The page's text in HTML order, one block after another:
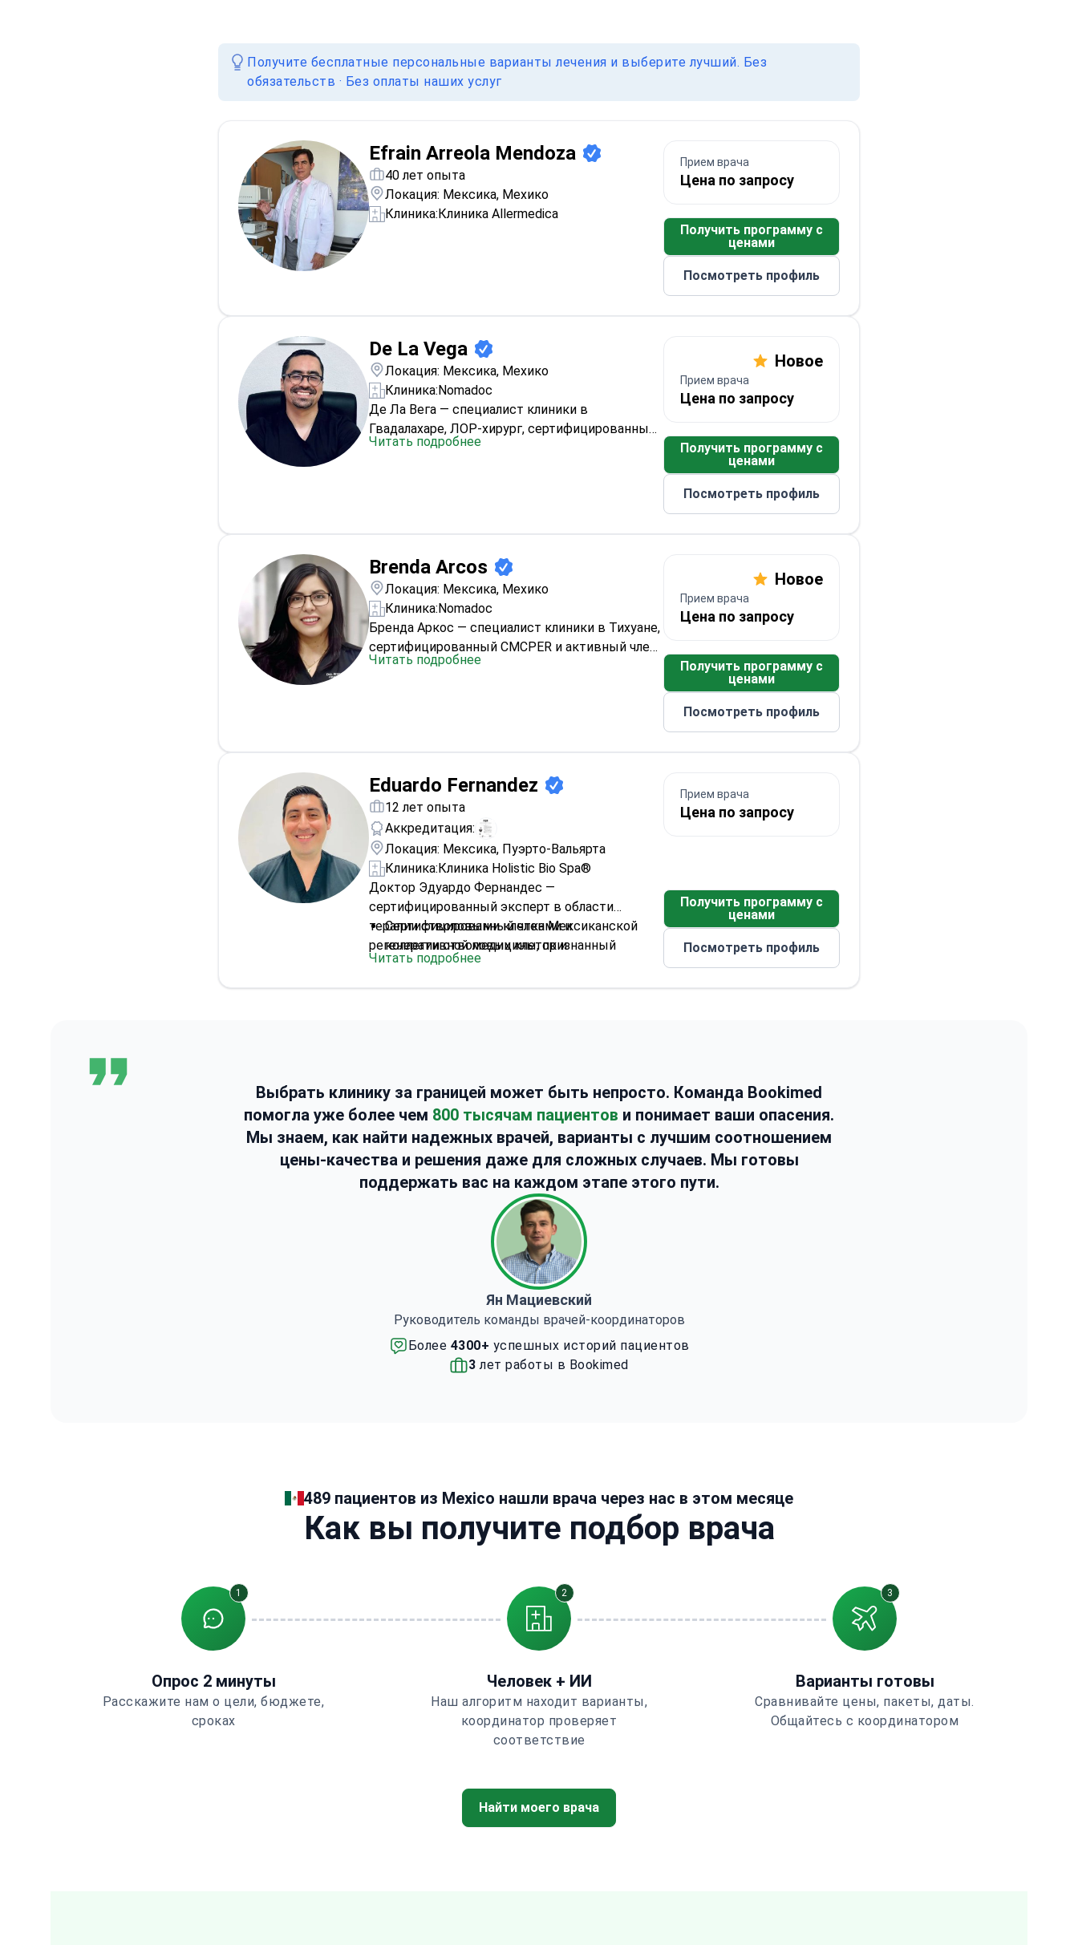
Получите бесплатные персональные варианты лечения и выберите лучший. Без
обязательств · Без оплаты наших услуг
Efrain Arreola Mendoza
40 лет опыта
Локация: Мексика, Мехико
Клиника:Клиника Allermedica
Прием врача
Цена по запросу
Получить программу с
ценами
Посмотреть профиль
De La Vega
Локация: Мексика, Мехико
Клиника:Nomadoc
Де Ла Вега — специалист клиники в
Гвадалахаре, ЛОР-хирург, сертифицированный
Мексиканским советом оториноларингологии и
и назальная эндоскопия в качестве методов
диагностики, доступность приема обычно в
течение 2 дней.
Читать подробнее
Новое
Прием врача
Цена по запросу
Получить программу с
ценами
Посмотреть профиль
Brenda Arcos
Локация: Мексика, Мехико
Клиника:Nomadoc
Бренда Аркос — специалист клиники в Тихуане,
сертифицированный CMCPER и активный член
AMCPER. Она специализируется на ринологии и
блефаропластика и хирургия век, а среди
диагностических методов — назальная
эндоскопия.
Читать подробнее
Новое
Прием врача
Цена по запросу
Получить программу с
ценами
Посмотреть профиль
Eduardo Fernandez
12 лет опыта
Аккредитация:
Локация: Мексика, Пуэрто-Вальярта
Клиника:Клиника Holistic Bio Spa®
Доктор Эдуардо Фернандес —
сертифицированный эксперт в области
терапии стволовыми клетками и
регенеративной медицины, признанный
ведущими медицинскими учреждениями
Сертифицированный член Мексиканской
коллегии стволовых клеток и
регенеративной медицины
лечения ЛОР-заболеваний
Читать подробнее
Прием врача
Цена по запросу
Получить программу с
ценами
Посмотреть профиль
Выбрать клинику за границей может быть непросто. Команда Bookimed
помогла уже более чем 800 тысячам пациентов и понимает ваши опасения.
Мы знаем, как найти надежных врачей, варианты с лучшим соотношением
цены-качества и решения даже для сложных случаев. Мы готовы
поддержать вас на каждом этапе этого пути.
Ян Мациевский
Руководитель команды врачей-координаторов
Более 4300+ успешных историй пациентов
3 лет работы в Bookimed
489 пациентов из Mexico нашли врача через нас в этом месяце
Как вы получите подбор врача
1
Опрос 2 минуты
Расскажите нам о цели, бюджете,
сроках
2
Человек + ИИ
Наш алгоритм находит варианты,
координатор проверяет
соответствие
3
Варианты готовы
Сравнивайте цены, пакеты, даты.
Общайтесь с координатором
Найти моего врача